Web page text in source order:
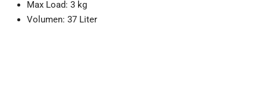
Max Load: 3 kg
Volumen: 37 Liter